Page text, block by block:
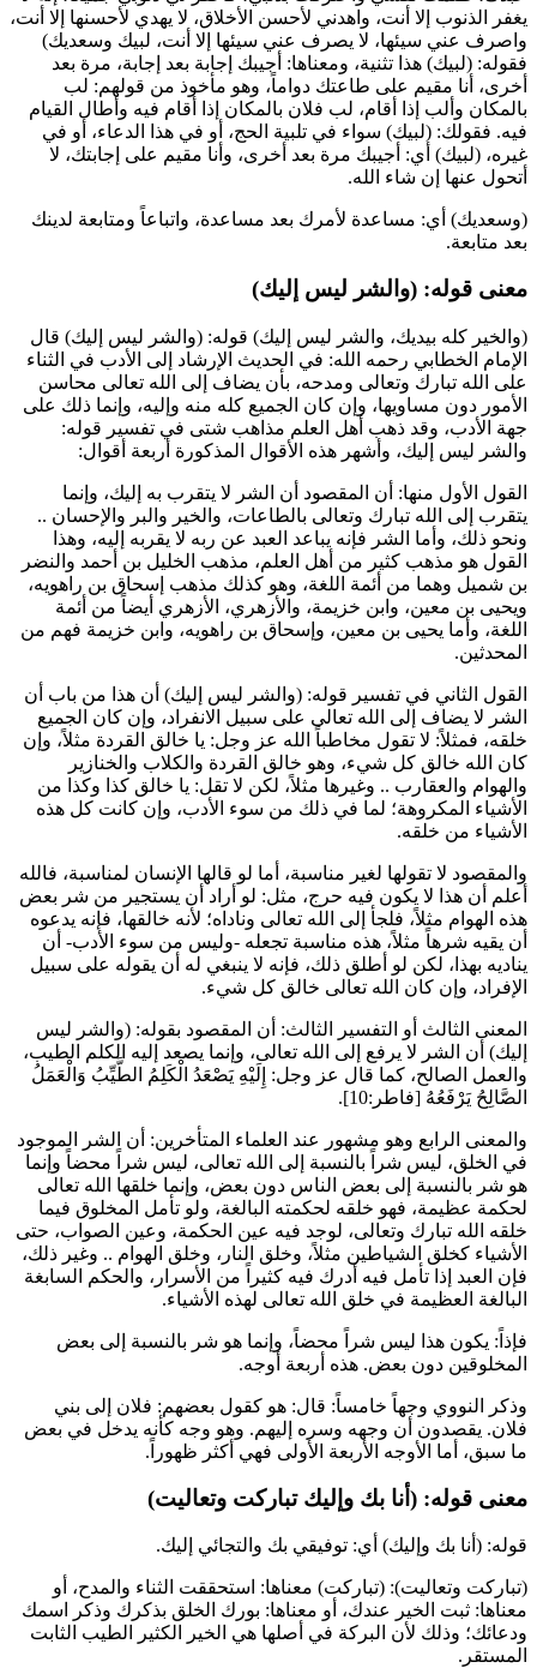
يغفر الذنوب إلا أنت، واهدني لأحسن الأخلاق، لا يهدي لأحسنها إلا أنت،
واصرف عني سيئها، لا يصرف عني سيئها إلا أنت، لبيك وسعديك)
فقوله: (لبيك) هذا تثنية، ومعناها: أجيبك إجابة بعد إجابة، مرة بعد
أخرى، أنا مقيم على طاعتك دواماً، وهو مأخوذ من قولهم: لب
بالمكان وألب إذا أقام، لب فلان بالمكان إذا أقام فيه وأطال القيام
فيه. فقولك: (لبيك) سواء في تلبية الحج، أو في هذا الدعاء، أو في
غيره، (لبيك) أي: أجيبك مرة بعد أخرى، وأنا مقيم على إجابتك، لا
أتحول عنها إن شاء الله.
(وسعديك) أي: مساعدة لأمرك بعد مساعدة، واتباعاً ومتابعة لدينك
بعد متابعة.
معنى قوله: (والشر ليس إليك)
(والخير كله بيديك، والشر ليس إليك) قوله: (والشر ليس إليك) قال
الإمام الخطابي رحمه الله: في الحديث الإرشاد إلى الأدب في الثناء
على الله تبارك وتعالى ومدحه، بأن يضاف إلى الله تعالى محاسن
الأمور دون مساويها، وإن كان الجميع كله منه وإليه، وإنما ذلك على
جهة الأدب، وقد ذهب أهل العلم مذاهب شتى في تفسير قوله:
والشر ليس إليك، وأشهر هذه الأقوال المذكورة أربعة أقوال:
القول الأول منها: أن المقصود أن الشر لا يتقرب به إليك، وإنما
يتقرب إلى الله تبارك وتعالى بالطاعات، والخير والبر والإحسان ..
ونحو ذلك، وأما الشر فإنه يباعد العبد عن ربه لا يقربه إليه، وهذا
القول هو مذهب كثير من أهل العلم، مذهب الخليل بن أحمد و النضر
بن شميل وهما من أئمة اللغة، وهو كذلك مذهب إسحاق بن راهويه،
ويحيى بن معين، و ابن خزيمة، و الأزهري، الأزهري أيضاً من أئمة
اللغة، وأما يحيى بن معين، و إسحاق بن راهويه، و ابن خزيمة فهم من
المحدثين.
القول الثاني في تفسير قوله: (والشر ليس إليك) أن هذا من باب أن
الشر لا يضاف إلى الله تعالى على سبيل الانفراد، وإن كان الجميع
خلقه، فمثلاً: لا تقول مخاطباً الله عز وجل: يا خالق القردة مثلاً، وإن
كان الله خالق كل شيء، وهو خالق القردة والكلاب والخنازير
والهوام والعقارب .. وغيرها مثلاً، لكن لا تقل: يا خالق كذا وكذا من
الأشياء المكروهة؛ لما في ذلك من سوء الأدب، وإن كانت كل هذه
الأشياء من خلقه.
والمقصود لا تقولها لغير مناسبة، أما لو قالها الإنسان لمناسبة، فالله
أعلم أن هذا لا يكون فيه حرج، مثل: لو أراد أن يستجير من شر بعض
هذه الهوام مثلاً، فلجأ إلى الله تعالى وناداه؛ لأنه خالقها، فإنه يدعوه
أن يقيه شرهاً مثلاً، هذه مناسبة تجعله -وليس من سوء الأدب- أن
يناديه بهذا، لكن لو أطلق ذلك، فإنه لا ينبغي له أن يقوله على سبيل
الإفراد، وإن كان الله تعالى خالق كل شيء.
المعنى الثالث أو التفسير الثالث: أن المقصود بقوله: (والشر ليس
إليك) أن الشر لا يرفع إلى الله تعالى، وإنما يصعد إليه الكلم الطيب،
والعمل الصالح، كما قال عز وجل: إِلَيْهِ يَصْعَدُ الْكَلِمُ الطَّيِّبُ وَالْعَمَلُ
الصَّالِحُ يَرْفَعُهُ [فاطر:10].
والمعنى الرابع وهو مشهور عند العلماء المتأخرين: أن الشر الموجود
في الخلق، ليس شراً بالنسبة إلى الله تعالى، ليس شراً محضاً وإنما
هو شر بالنسبة إلى بعض الناس دون بعض، وإنما خلقها الله تعالى
لحكمة عظيمة، فهو خلقه لحكمته البالغة، ولو تأمل المخلوق فيما
خلقه الله تبارك وتعالى، لوجد فيه عين الحكمة، وعين الصواب، حتى
الأشياء كخلق الشياطين مثلاً، وخلق النار، وخلق الهوام .. وغير ذلك،
فإن العبد إذا تأمل فيه أدرك فيه كثيراً من الأسرار، والحكم السابغة
البالغة العظيمة في خلق الله تعالى لهذه الأشياء.
فإذاً: يكون هذا ليس شراً محضاً، وإنما هو شر بالنسبة إلى بعض
المخلوقين دون بعض. هذه أربعة أوجه.
وذكر النووي وجهاً خامساً: قال: هو كقول بعضهم: فلان إلى بني
فلان. يقصدون أن وجهه وسره إليهم. وهو وجه كأنه يدخل في بعض
ما سبق، أما الأوجه الأربعة الأولى فهي أكثر ظهوراً.
معنى قوله: (أنا بك وإليك تباركت وتعاليت)
قوله: (أنا بك وإليك) أي: توفيقي بك والتجائي إليك.
(تباركت وتعاليت): (تباركت) معناها: استحققت الثناء والمدح، أو
معناها: ثبت الخير عندك، أو معناها: بورك الخلق بذكرك وذكر اسمك
ودعائك؛ وذلك لأن البركة في أصلها هي الخير الكثير الطيب الثابت
المستقر.